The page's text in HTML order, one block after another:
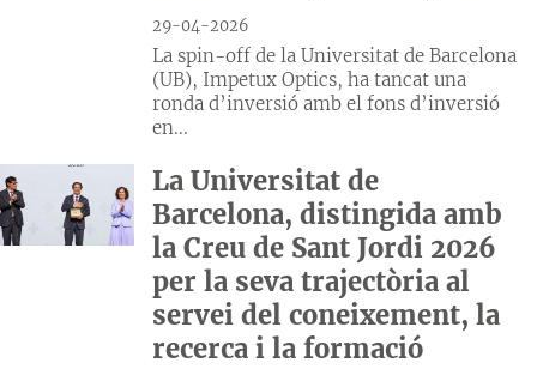
29-04-2026
La spin-off de la Universitat de Barcelona
(UB), Impetux Optics, ha tancat una
ronda d’inversió amb el fons d’inversió
en...
La Universitat de
Barcelona, distingida amb
la Creu de Sant Jordi 2026
per la seva trajectòria al
servei del coneixement, la
recerca i la formació